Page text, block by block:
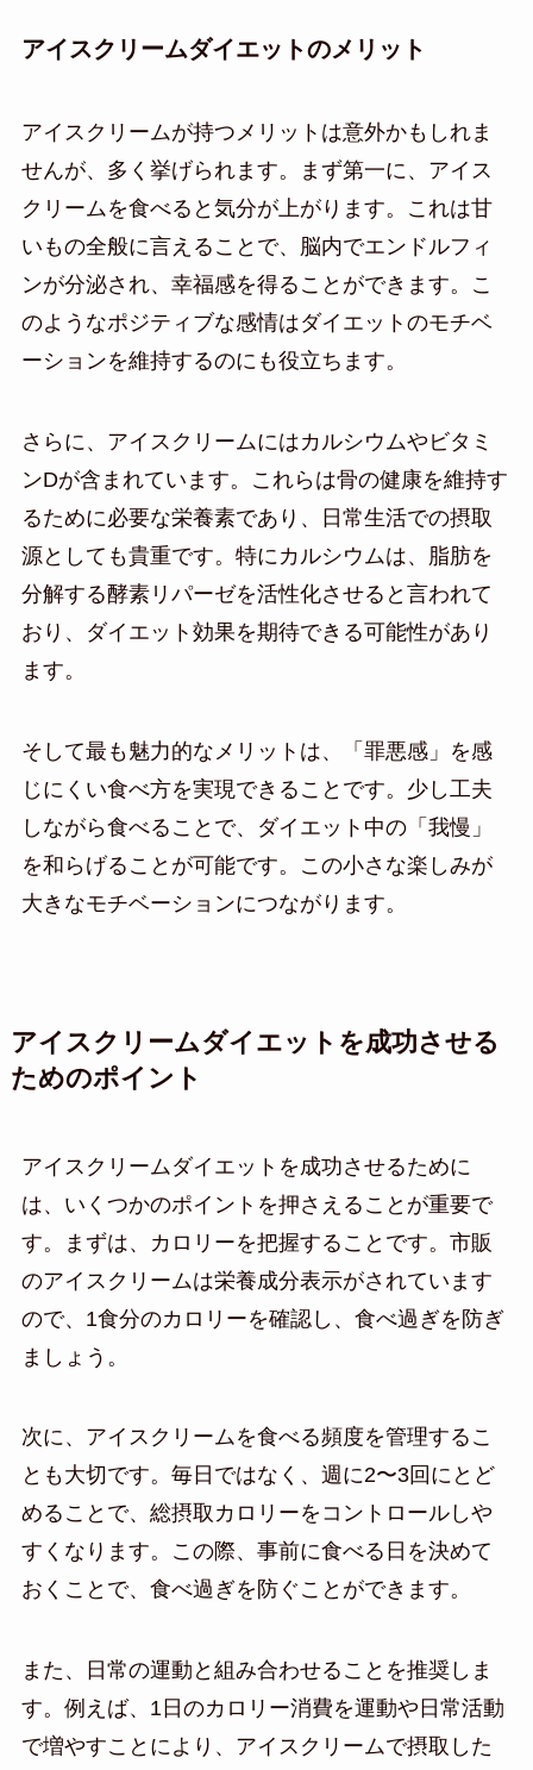
アイスクリームダイエットのメリット
アイスクリームが持つメリットは意外かもしれま
せんが、多く挙げられます。まず第一に、アイス
クリームを食べると気分が上がります。これは甘
いもの全般に言えることで、脳内でエンドルフィ
ンが分泌され、幸福感を得ることができます。こ
のようなポジティブな感情はダイエットのモチベ
ーションを維持するのにも役立ちます。
さらに、アイスクリームにはカルシウムやビタミ
ンDが含まれています。これらは骨の健康を維持す
るために必要な栄養素であり、日常生活での摂取
源としても貴重です。特にカルシウムは、脂肪を
分解する酵素リパーゼを活性化させると言われて
おり、ダイエット効果を期待できる可能性があり
ます。
そして最も魅力的なメリットは、「罪悪感」を感
じにくい食べ方を実現できることです。少し工夫
しながら食べることで、ダイエット中の「我慢」
を和らげることが可能です。この小さな楽しみが
大きなモチベーションにつながります。
アイスクリームダイエットを成功させる
ためのポイント
アイスクリームダイエットを成功させるために
は、いくつかのポイントを押さえることが重要で
す。まずは、カロリーを把握することです。市販
のアイスクリームは栄養成分表示がされています
ので、1食分のカロリーを確認し、食べ過ぎを防ぎ
ましょう。
次に、アイスクリームを食べる頻度を管理するこ
とも大切です。毎日ではなく、週に2〜3回にとど
めることで、総摂取カロリーをコントロールしや
すくなります。この際、事前に食べる日を決めて
おくことで、食べ過ぎを防ぐことができます。
また、日常の運動と組み合わせることを推奨しま
す。例えば、1日のカロリー消費を運動や日常活動
で増やすことにより、アイスクリームで摂取した